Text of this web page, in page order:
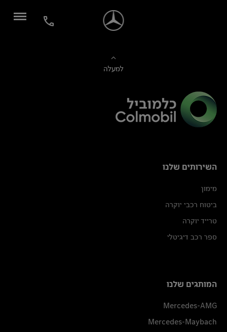
למעלה
השירותים שלנו
מימון
ביטוח רכבי יוקרה
טרייד יוקרה
ספר רכב דיגיטלי
המותגים שלנו
Mercedes-AMG
Mercedes-Maybach